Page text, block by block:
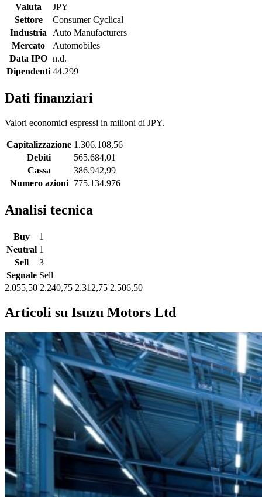
Valuta
JPY
Settore
Consumer Cyclical
Industria Auto Manufacturers
Mercato
Automobiles
Data IPO n.d.
Dipendenti 44.299
Dati finanziari
Valori economici espressi in milioni di JPY.
Capitalizzazione 1.306.108,56
Debiti
565.684,01
Cassa
386.942,99
Numero azioni
775.134.976
Analisi tecnica
Buy
1
Neutral 1
Sell
3
Segnale Sell
2.055,50 2.240,75 2.312,75 2.506,50
Articoli su Isuzu Motors Ltd